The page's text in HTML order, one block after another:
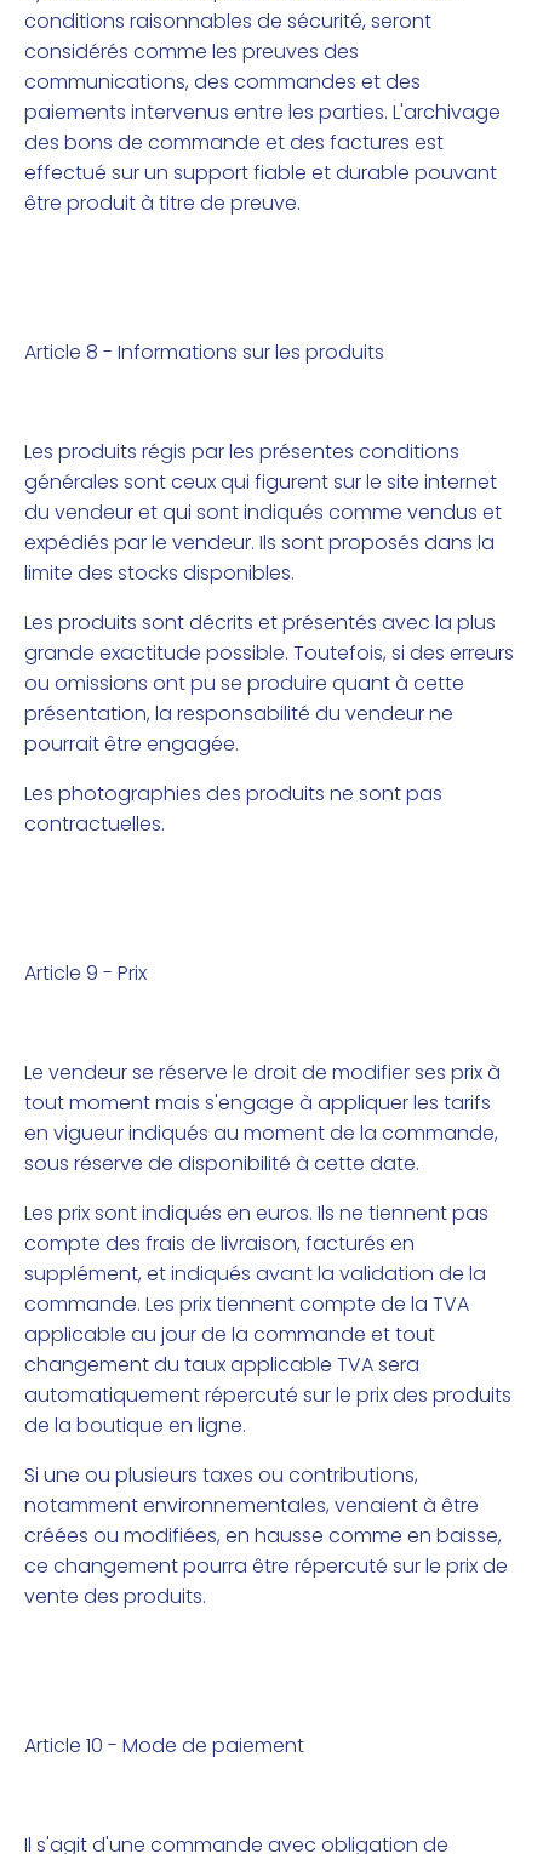
conditions raisonnables de sécurité, seront
considérés comme les preuves des
communications, des commandes et des
paiements intervenus entre les parties. L'archivage
des bons de commande et des factures est
effectué sur un support fiable et durable pouvant
être produit à titre de preuve.
Article 8 - Informations sur les produits
Les produits régis par les présentes conditions
générales sont ceux qui figurent sur le site internet
du vendeur et qui sont indiqués comme vendus et
expédiés par le vendeur. Ils sont proposés dans la
limite des stocks disponibles.
Les produits sont décrits et présentés avec la plus
grande exactitude possible. Toutefois, si des erreurs
ou omissions ont pu se produire quant à cette
présentation, la responsabilité du vendeur ne
pourrait être engagée.
Les photographies des produits ne sont pas
contractuelles.
Article 9 - Prix
Le vendeur se réserve le droit de modifier ses prix à
tout moment mais s'engage à appliquer les tarifs
en vigueur indiqués au moment de la commande,
sous réserve de disponibilité à cette date.
Les prix sont indiqués en euros. Ils ne tiennent pas
compte des frais de livraison, facturés en
supplément, et indiqués avant la validation de la
commande. Les prix tiennent compte de la TVA
applicable au jour de la commande et tout
changement du taux applicable TVA sera
automatiquement répercuté sur le prix des produits
de la boutique en ligne.
Si une ou plusieurs taxes ou contributions,
notamment environnementales, venaient à être
créées ou modifiées, en hausse comme en baisse,
ce changement pourra être répercuté sur le prix de
vente des produits.
Article 10 - Mode de paiement
Il s'agit d'une commande avec obligation de